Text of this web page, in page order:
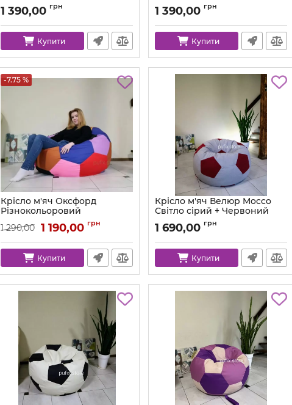
Артикул: ball-ox-213-111-80
1 390,00 грн
Купити
Артикул: ball-ox-157-223-80
1 390,00 грн
Купити
-7.75 %
Крісло м'яч Оксфорд
Різнокольоровий
Артикул: ball-ox-multi-80
1 290,00 1 190,00 грн
Купити
Крісло м'яч Велюр Mocco
Світло сірий + Червоний
Артикул: ball-mocco-94-65-80
1 690,00 грн
Купити